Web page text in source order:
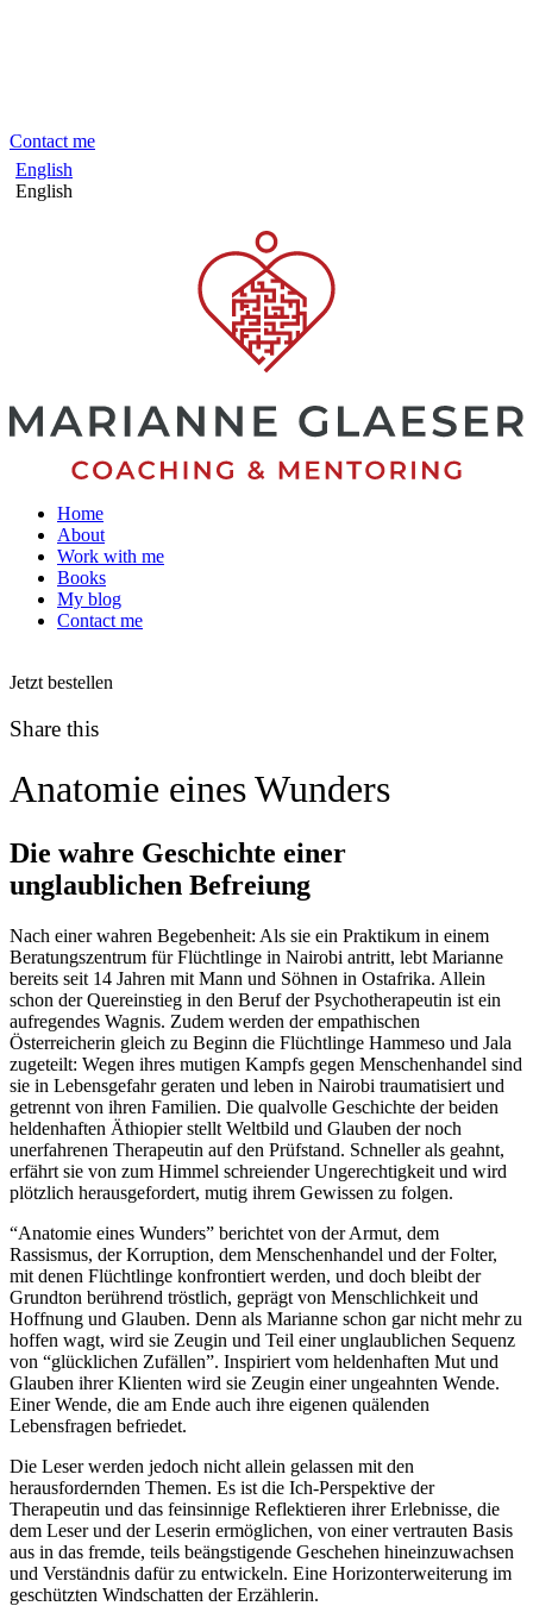
Contact me
English
English
Home
About
Work with me
Books
My blog
Contact me
Jetzt bestellen
Share this
Anatomie eines Wunders
Die wahre Geschichte einer
unglaublichen Befreiung
Nach einer wahren Begebenheit: Als sie ein Praktikum in einem
Beratungszentrum für Flüchtlinge in Nairobi antritt, lebt Marianne
bereits seit 14 Jahren mit Mann und Söhnen in Ostafrika. Allein
schon der Quereinstieg in den Beruf der Psychotherapeutin ist ein
aufregendes Wagnis. Zudem werden der empathischen
Österreicherin gleich zu Beginn die Flüchtlinge Hammeso und Jala
zugeteilt: Wegen ihres mutigen Kampfs gegen Menschenhandel sind
sie in Lebensgefahr geraten und leben in Nairobi traumatisiert und
getrennt von ihren Familien. Die qualvolle Geschichte der beiden
heldenhaften Äthiopier stellt Weltbild und Glauben der noch
unerfahrenen Therapeutin auf den Prüfstand. Schneller als geahnt,
erfährt sie von zum Himmel schreiender Ungerechtigkeit und wird
plötzlich herausgefordert, mutig ihrem Gewissen zu folgen.
“Anatomie eines Wunders” berichtet von der Armut, dem
Rassismus, der Korruption, dem Menschenhandel und der Folter,
mit denen Flüchtlinge konfrontiert werden, und doch bleibt der
Grundton berührend tröstlich, geprägt von Menschlichkeit und
Hoffnung und Glauben. Denn als Marianne schon gar nicht mehr zu
hoffen wagt, wird sie Zeugin und Teil einer unglaublichen Sequenz
von “glücklichen Zufällen”. Inspiriert vom heldenhaften Mut und
Glauben ihrer Klienten wird sie Zeugin einer ungeahnten Wende.
Einer Wende, die am Ende auch ihre eigenen quälenden
Lebensfragen befriedet.
Die Leser werden jedoch nicht allein gelassen mit den
herausfordernden Themen. Es ist die Ich-Perspektive der
Therapeutin und das feinsinnige Reflektieren ihrer Erlebnisse, die
dem Leser und der Leserin ermöglichen, von einer vertrauten Basis
aus in das fremde, teils beängstigende Geschehen hineinzuwachsen
und Verständnis dafür zu entwickeln. Eine Horizonterweiterung im
geschützten Windschatten der Erzählerin.